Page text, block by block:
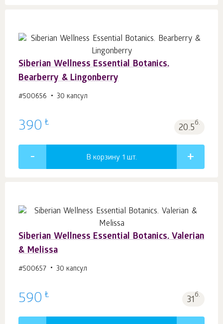
Siberian Wellness Essential Botanics.
Bearberry & Lingonberry
#500656 30 капсул
390 ₺ 20.5б.
В корзину 1 шт.
Siberian Wellness Essential Botanics. Valerian
& Melissa
#500657 30 капсул
590 ₺ 31б.